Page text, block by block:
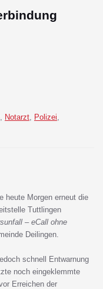
Notarzt, Polizei,
heute Morgen erneut die
Tuttlingen
– eCall ohne
Deilingen.
schnell Entwarnung
noch eingeklemmte
Erreichen der